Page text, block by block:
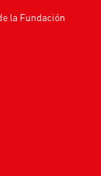
la Fundación